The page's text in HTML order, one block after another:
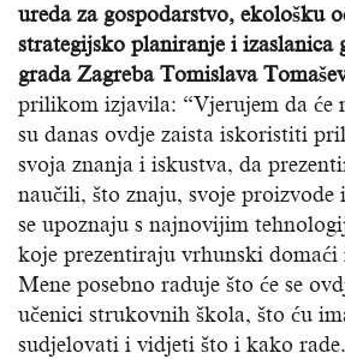
ureda za gospodarstvo, ekološku
strategijsko planiranje i izaslanica
grada Zagreba Tomislava
prilikom izjavila: “Vjerujem da
su danas ovdje zaista iskoristiti
svoja znanja i iskustva, da
naučili, što znaju, svoje proizvode
se upoznaju s najnovijim
koje prezentiraju vrhunski
Mene posebno raduje što će se
učenici strukovnih škola, što ću
sudjelovati i vidjeti što i kako